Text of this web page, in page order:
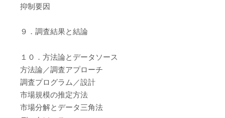
抑制要因
９．調査結果と結論
１０．方法論とデータソース
方法論／調査アプローチ
調査プログラム／設計
市場規模の推定方法
市場分解とデータ三角法